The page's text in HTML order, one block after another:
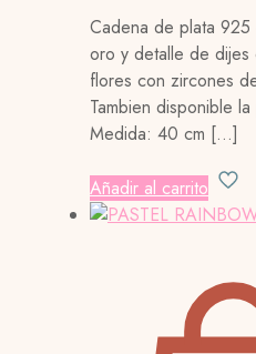
Cadena de plata
oro y detalle de dijes
flores con zircones
Tambien disponible
Medida: 40 cm […]
Añadir al carrito